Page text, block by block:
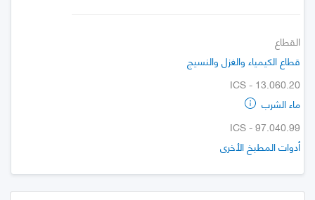
القطاع
قطاع الكيمياء والغزل والنسيج
ICS - 13.060.20
ماء الشرب
ICS - 97.040.99
أدوات المطبخ الأخرى